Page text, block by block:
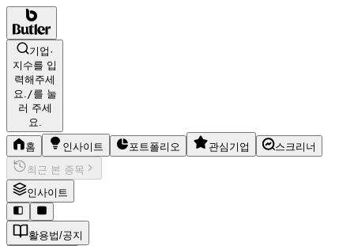
기업·
지수를 입
력해주세
요./를 눌
러 주세
요.
홈 인사이트 포트폴리오 관심기업
스크리너
최근 본 종목
인사이트
활용법/공지